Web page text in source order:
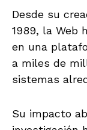
Desde su
1989, la Web
en una
a miles de
sistemas
Su impacto